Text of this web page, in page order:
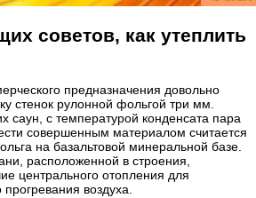
советов, как утеплить
предназначения довольно
стенок рулонной фольгой три мм.
саун, с температурой конденсата пара
совершенным материалом считается
на базальтовой минеральной базе.
расположенной в строения,
центрального отопления для
воздуха.